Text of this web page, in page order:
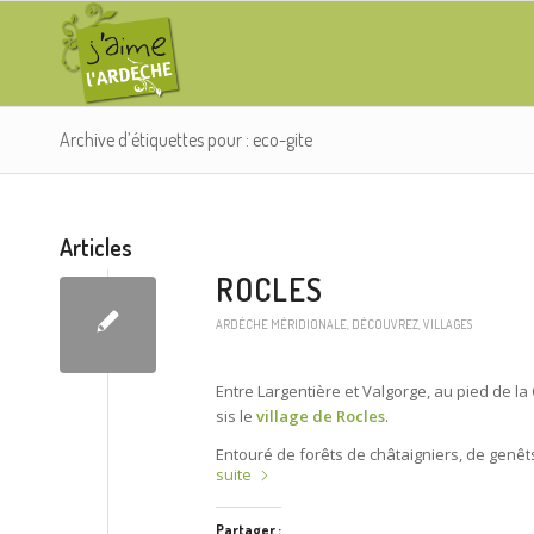
Archive d’étiquettes pour : eco-gite
Articles
ROCLES
ARDÈCHE MÉRIDIONALE DÉCOUVREZ VILLAGES
Entre Largentière et Valgorge, au pied de
sis le village de Rocles.
Entouré de forêts de châtaigniers, de
suite
Partager :